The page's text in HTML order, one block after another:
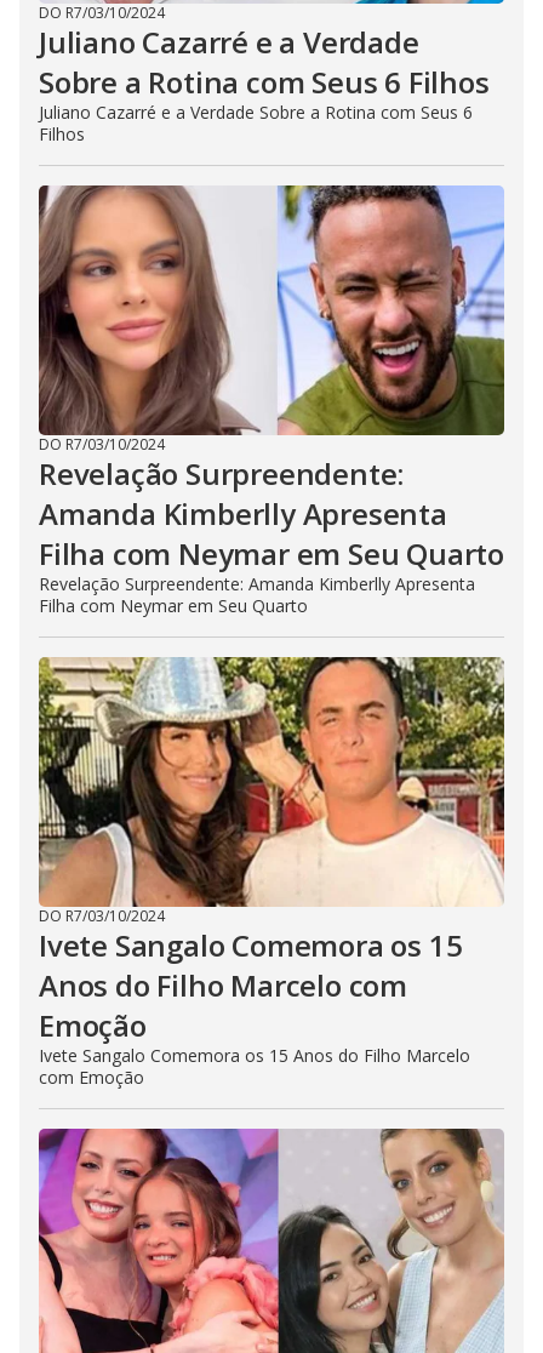
DO R7/03/10/2024
Juliano Cazarré e a Verdade
Sobre a Rotina com Seus 6 Filhos
Juliano Cazarré e a Verdade Sobre a Rotina com Seus 6
Filhos
DO R7/03/10/2024
Revelação Surpreendente:
Amanda Kimberlly Apresenta
Filha com Neymar em Seu Quarto
Revelação Surpreendente: Amanda Kimberlly Apresenta
Filha com Neymar em Seu Quarto
DO R7/03/10/2024
Ivete Sangalo Comemora os 15
Anos do Filho Marcelo com
Emoção
Ivete Sangalo Comemora os 15 Anos do Filho Marcelo
com Emoção